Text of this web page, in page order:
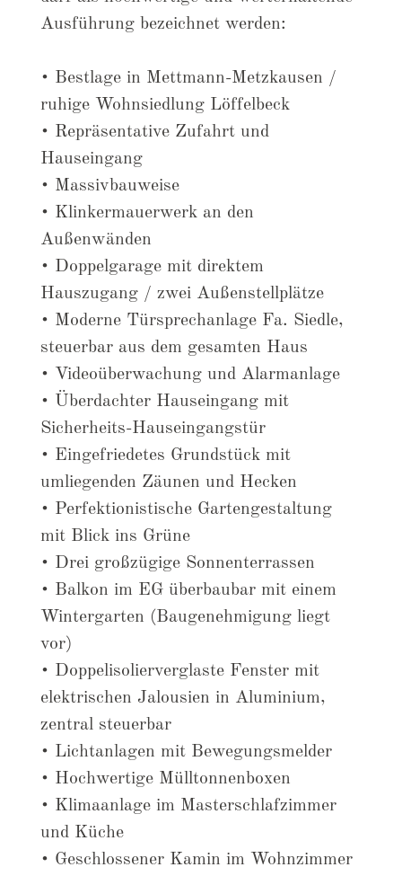
Ausführung bezeichnet werden:
• Bestlage in Mettmann-Metzkausen /
ruhige Wohnsiedlung Löffelbeck
• Repräsentative Zufahrt und
Hauseingang
• Massivbauweise
• Klinkermauerwerk an den
Außenwänden
• Doppelgarage mit direktem
Hauszugang / zwei Außenstellplätze
• Moderne Türsprechanlage Fa. Siedle,
steuerbar aus dem gesamten Haus
• Videoüberwachung und Alarmanlage
• Überdachter Hauseingang mit
Sicherheits-Hauseingangstür
• Eingefriedetes Grundstück mit
umliegenden Zäunen und Hecken
• Perfektionistische Gartengestaltung
mit Blick ins Grüne
• Drei großzügige Sonnenterrassen
• Balkon im EG überbaubar mit einem
Wintergarten (Baugenehmigung liegt
vor)
• Doppelisolierverglaste Fenster mit
elektrischen Jalousien in Aluminium,
zentral steuerbar
• Lichtanlagen mit Bewegungsmelder
• Hochwertige Mülltonnenboxen
• Klimaanlage im Masterschlafzimmer
und Küche
• Geschlossener Kamin im Wohnzimmer